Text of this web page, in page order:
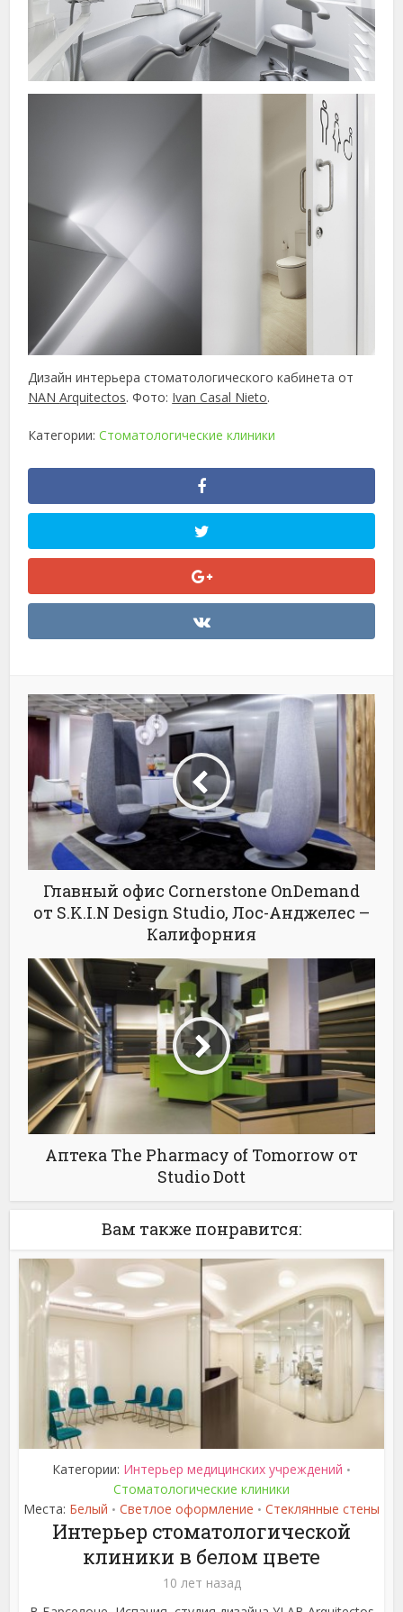
Дизайн интерьера стоматологического кабинета от
NANArquitectos. Фото: Ivan Casal Nieto.
Категории:Стоматологические клиники
Главный офис Cornerstone OnDemand
от S.K.I.N Design Studio, Лос-Анджелес –
Калифорния
Аптека The Pharmacy of Tomorrow от
Studio Dott
Вам также понравится:
Категории: Интерьер медицинских учреждений •
Стоматологические клиники
Места: Белый • Светлое оформление • Стеклянные стены
Интерьер стоматологической
клиники в белом цвете
10 лет назад